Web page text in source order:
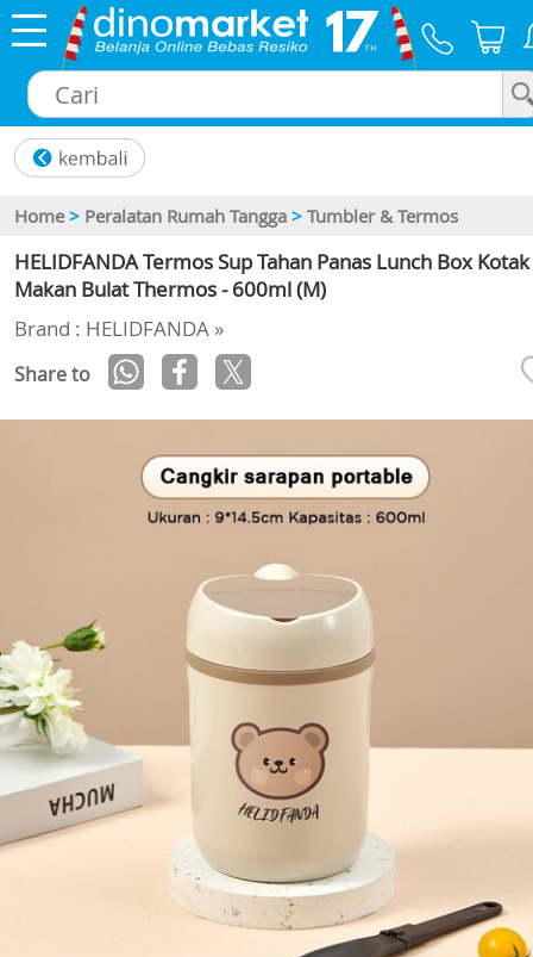
Home > Peralatan Rumah Tangga > Tumbler & Termos
HELIDFANDA Termos Sup Tahan Panas Lunch Box Kotak
Makan Bulat Thermos - 600ml (M)
Brand : HELIDFANDA »
Share to